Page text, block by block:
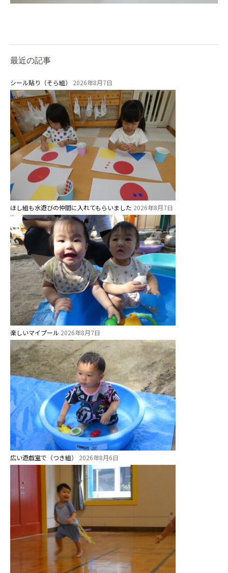
最近の記事
シール貼り（そら組） 2026年8月7日
ほし組も水遊びの仲間に入れてもらいました 2026年8月7日
楽しいマイプール 2026年8月7日
広い遊戯室で（つき組） 2026年8月6日
美⽊多チコス
美⽊多チコスブログ
未就園児クラス
0歳親子登園［マカロンクラス ]
1歳・2歳親子登園［マリポサクラ
ス ]
2歳児ひとり登園［ゆず組 ]
グループ施設・
関係先リンク
学校法⼈鴨⾕学園 鳳幼稚園
学校法⼈諏訪森学園 諏訪森幼稚
園
⼤阪府私⽴幼稚園連盟
社会福祉法人野田福祉会